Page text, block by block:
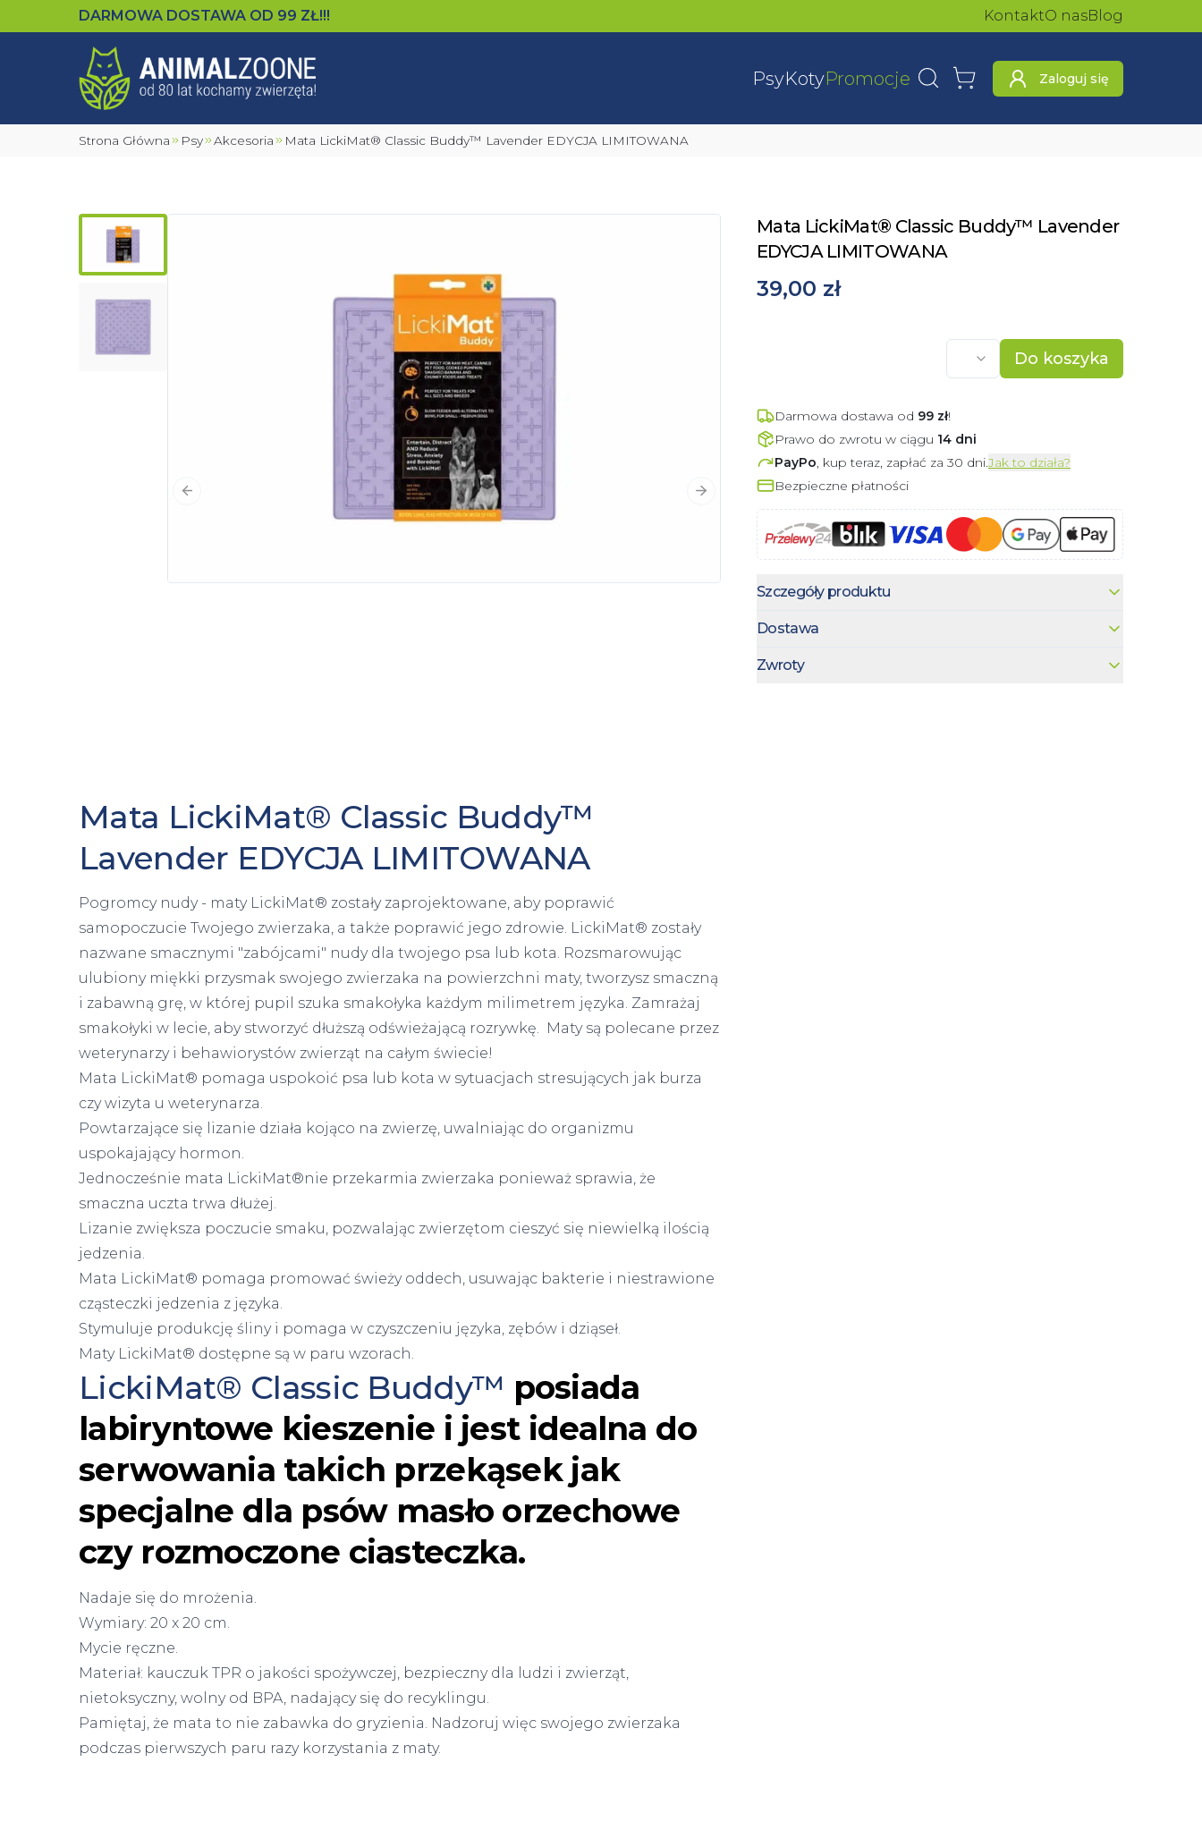
DARMOWA DOSTAWA OD 99 ZŁ!!! KontaktO nasBlog
PsyKotyPromocje WyszukajKoszyk Zaloguj się
Strona Główna Psy Akcesoria Mata LickiMat® Classic Buddy™ Lavender EDYCJA LIMITOWANA
Poprzedni slajd Następny slajd
Mata LickiMat® Classic Buddy™ Lavender
EDYCJA LIMITOWANA
39,00 zł
Do koszyka
Darmowa dostawa od 99 zł!
Prawo do zwrotu w ciągu 14 dni
PayPo, kup teraz, zapłać za 30 dni.Jak to działa?
Bezpieczne płatności
Szczegóły produktu
Dostawa
Zwroty
Mata LickiMat® Classic Buddy™
Lavender EDYCJA LIMITOWANA
Pogromcy nudy - maty LickiMat® zostały zaprojektowane, aby poprawić
samopoczucie Twojego zwierzaka, a także poprawić jego zdrowie. LickiMat® zostały
nazwane smacznymi "zabójcami" nudy dla twojego psa lub kota. Rozsmarowując
ulubiony miękki przysmak swojego zwierzaka na powierzchni maty, tworzysz smaczną
i zabawną grę, w której pupil szuka smakołyka każdym milimetrem języka. Zamrażaj
smakołyki w lecie, aby stworzyć dłuższą odświeżającą rozrywkę. Maty są polecane przez
weterynarzy i behawiorystów zwierząt na całym świecie!
Mata LickiMat® pomaga uspokoić psa lub kota w sytuacjach stresujących jak burza
czy wizyta u weterynarza.
Powtarzające się lizanie działa kojąco na zwierzę, uwalniając do organizmu
uspokajający hormon.
Jednocześnie mata LickiMat®nie przekarmia zwierzaka ponieważ sprawia, że
smaczna uczta trwa dłużej.
Lizanie zwiększa poczucie smaku, pozwalając zwierzętom cieszyć się niewielką ilością
jedzenia.
Mata LickiMat® pomaga promować świeży oddech, usuwając bakterie i niestrawione
cząsteczki jedzenia z języka.
Stymuluje produkcję śliny i pomaga w czyszczeniu języka, zębów i dziąseł.
Maty LickiMat® dostępne są w paru wzorach.
LickiMat® Classic Buddy™ posiada
labiryntowe kieszenie i jest idealna do
serwowania takich przekąsek jak
specjalne dla psów masło orzechowe
czy rozmoczone ciasteczka.
Nadaje się do mrożenia.
Wymiary: 20 x 20 cm.
Mycie ręczne.
Materiał: kauczuk TPR o jakości spożywczej, bezpieczny dla ludzi i zwierząt,
nietoksyczny, wolny od BPA, nadający się do recyklingu.
Pamiętaj, że mata to nie zabawka do gryzienia. Nadzoruj więc swojego zwierzaka
podczas pierwszych paru razy korzystania z maty.